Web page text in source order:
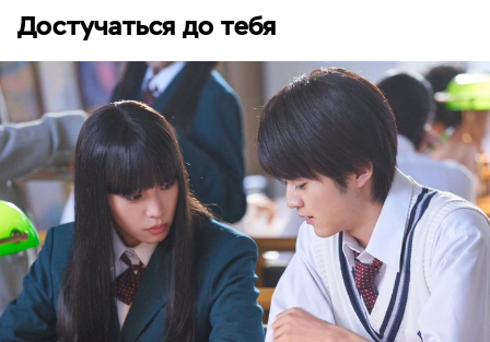
Достучаться до тебя